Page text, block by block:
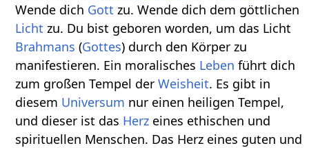
Wende dich Gott zu. Wende dich dem göttlichen
Licht zu. Du bist geboren worden, um das Licht
Brahmans (Gottes) durch den Körper zu
manifestieren. Ein moralisches Leben führt dich
zum großen Tempel derWeisheit. Es gibt in
diesem Universum nur einen heiligen Tempel,
und dieser ist das Herz eines ethischen und
spirituellen Menschen. Das Herz eines guten und